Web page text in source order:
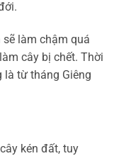
làm chậm quá
cây bị chết. Thời
là từ tháng Giêng
kén đất, tuy